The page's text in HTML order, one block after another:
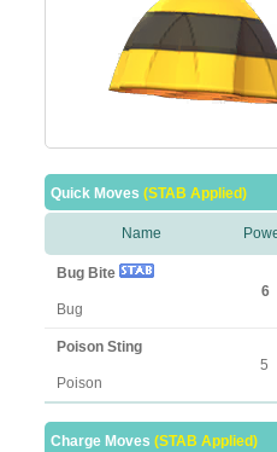
Quick Moves (STAB Applied)
Name
Bug Bite
Bug
6
Poison Sting
Poison
5
Charge Moves (STAB Applied)